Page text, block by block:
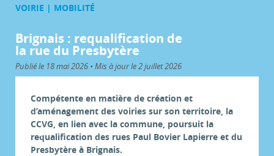
VOIRIE | MOBILITÉ
Brignais : requalification de
la rue du Presbytère
Publié le 18 mai 2026 • Mis à jour le 2 juillet 2026
Compétente en matière de création et
d’aménagement des voiries sur son territoire, la
CCVG, en lien avec la commune, poursuit la
requalification des rues Paul Bovier Lapierre et du
Presbytère à Brignais.